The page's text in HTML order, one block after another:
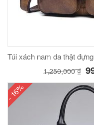
Túi xách nam da thật
1,250,000₫
- 16%